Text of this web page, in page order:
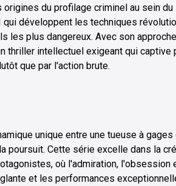
du profilage criminel au sein
développent les techniques
les plus dangereux. Avec son
thriller intellectuel exigeant qui captive
que par l'action brute.
unique entre une tueuse à
poursuit. Cette série excelle dans la
où l'admiration, l'obsession
et les performances